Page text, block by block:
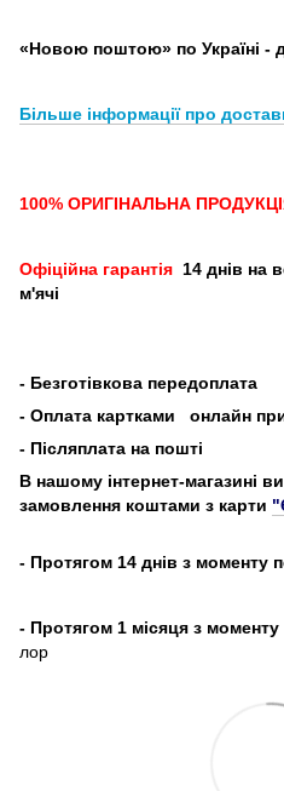
«Новою поштою» по Україні -
Більше інформації про
100% ОРИГІНАЛЬНА
Офіційна гарантія 14 днів на
м'ячі
- Безготівкова передоплата
- Оплата картками
онлайн
- Післяплата на пошті
В нашому інтернет-магазині
замовлення коштами з карти
- Протягом 14 днів з моменту
- Протягом 1 місяця з моменту
лор